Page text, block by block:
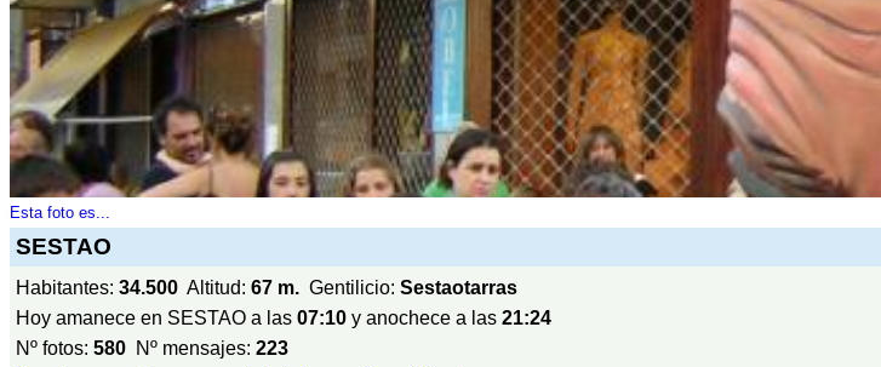
Esta foto es...
SESTAO
Habitantes: 34.500 Altitud: 67 m. Gentilicio: Sestaotarras
Hoy amanece en SESTAO a las 07:10 y anochece a las 21:24
Nº fotos: 580 Nº mensajes: 223